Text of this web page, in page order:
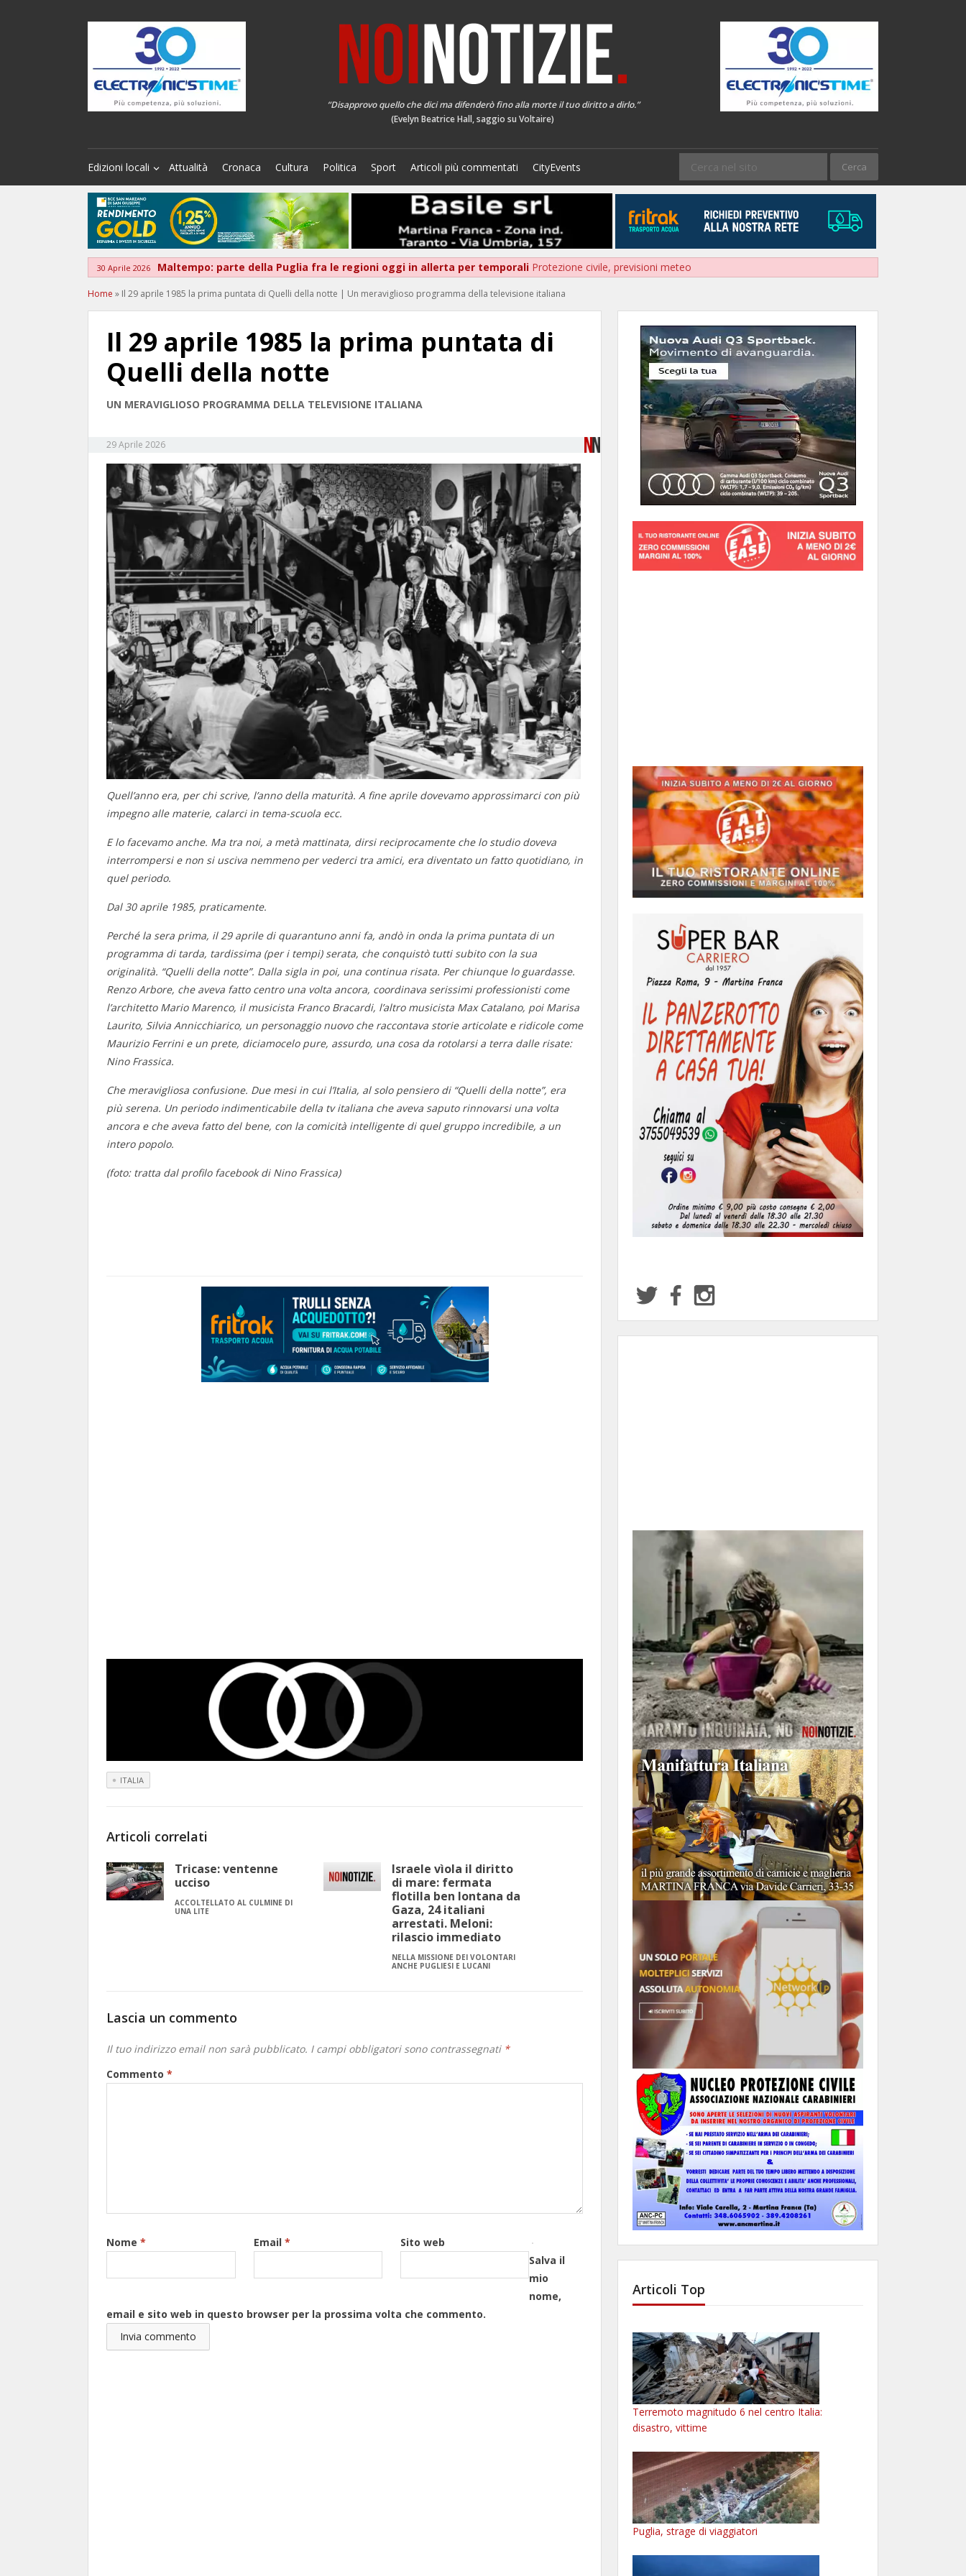
“Disapprovo quello che dici ma difenderò fino alla morte il tuo diritto a dirlo.”
(Evelyn Beatrice Hall, saggio su Voltaire)
Edizioni locali Attualità Cronaca Cultura Politica Sport Articoli più commentati CityEvents
30 Aprile 2026 Maltempo: parte della Puglia fra le regioni oggi in allerta per temporali Protezione civile, previsioni meteo
Home » Il 29 aprile 1985 la prima puntata di Quelli della notte | Un meraviglioso programma della televisione italiana
Il 29 aprile 1985 la prima puntata di
Quelli della notte
UN MERAVIGLIOSO PROGRAMMA DELLA TELEVISIONE ITALIANA
29 Aprile 2026
Quell’anno era, per chi scrive, l’anno della maturità. A fine aprile dovevamo approssimarci con più
impegno alle materie, calarci in tema-scuola ecc.
E lo facevamo anche. Ma tra noi, a metà mattinata, dirsi reciprocamente che lo studio doveva
interrompersi e non si usciva nemmeno per vederci tra amici, era diventato un fatto quotidiano, in
quel periodo.
Dal 30 aprile 1985, praticamente.
Perché la sera prima, il 29 aprile di quarantuno anni fa, andò in onda la prima puntata di un
programma di tarda, tardissima (per i tempi) serata, che conquistò tutti subito con la sua
originalità. “Quelli della notte”. Dalla sigla in poi, una continua risata. Per chiunque lo guardasse.
Renzo Arbore, che aveva fatto centro una volta ancora, coordinava serissimi professionisti come
l’architetto Mario Marenco, il musicista Franco Bracardi, l’altro musicista Max Catalano, poi Marisa
Laurito, Silvia Annicchiarico, un personaggio nuovo che raccontava storie articolate e ridicole come
Maurizio Ferrini e un prete, diciamocelo pure, assurdo, una cosa da rotolarsi a terra dalle risate:
Nino Frassica.
Che meravigliosa confusione. Due mesi in cui l’Italia, al solo pensiero di “Quelli della notte”, era
più serena. Un periodo indimenticabile della tv italiana che aveva saputo rinnovarsi una volta
ancora e che aveva fatto del bene, con la comicità intelligente di quel gruppo incredibile, a un
intero popolo.
(foto: tratta dal profilo facebook di Nino Frassica)
ITALIA
Articoli correlati
Tricase: ventenne
ucciso
ACCOLTELLATO AL CULMINE DI
UNA LITE
Israele vìola il diritto
di mare: fermata
flotilla ben lontana da
Gaza, 24 italiani
arrestati. Meloni:
rilascio immediato
NELLA MISSIONE DEI VOLONTARI
ANCHE PUGLIESI E LUCANI
Lascia un commento
Il tuo indirizzo email non sarà pubblicato. I campi obbligatori sono contrassegnati *
Commento *
Nome * Email *
Sito web
Salva il
mio
nome,
email e sito web in questo browser per la prossima volta che commento.
Articoli Top
Terremoto magnitudo 6 nel centro Italia:
disastro, vittime
Puglia, strage di viaggiatori